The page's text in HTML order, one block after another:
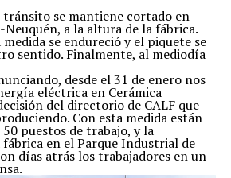
se mantiene cortado en
a la altura de la fábrica.
se endureció y el piquete se
sentido. Finalmente, al mediodía
desde el 31 de enero nos
eléctrica en Cerámica
del directorio de CALF que
Con esta medida están
puestos de trabajo, y la
en el Parque Industrial de
días atrás los trabajadores en un